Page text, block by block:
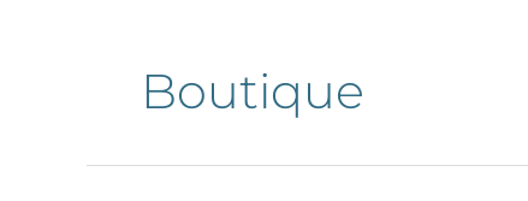
Boutique